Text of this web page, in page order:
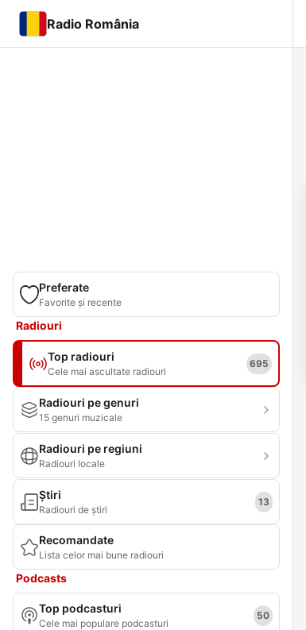
Radio România
Preferate
Favorite și recente
Radiouri
Top radiouri
Cele mai ascultate radiouri
695
Radiouri pe genuri
15 genuri muzicale
Radiouri pe regiuni
Radiouri locale
Știri
Radiouri de știri
13
Recomandate
Lista celor mai bune radiouri
Podcasts
Top podcasturi
Cele mai populare podcasturi
50